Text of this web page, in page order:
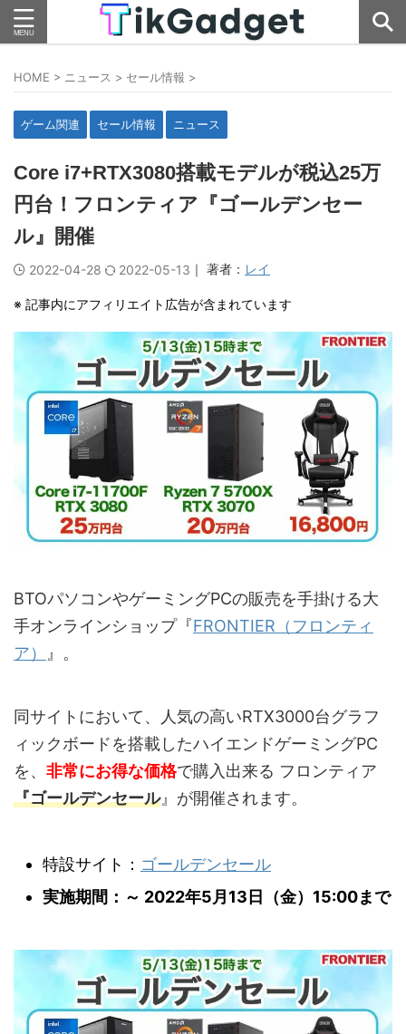
HOME > ニュース > セール情報 >
ゲーム関連 セール情報 ニュース
Core i7+RTX3080搭載モデルが税込25万
円台！フロンティア『ゴールデンセー
ル』開催
2022-04-28 2022-05-13 ｜ 著者： レイ
※ 記事内にアフィリエイト広告が含まれています
BTOパソコンやゲーミングPCの販売を手掛ける大
手オンラインショップ『FRONTIER（フロンティ
ア）
』。
同サイトにおいて、人気の高いRTX3000台グラフ
ィックボードを搭載したハイエンドゲーミングPC
を、 非常にお得な価格で購入出来る フロンティア
『ゴールデンセール』が開催されます。
特設サイト： ゴールデンセール
実施期間：～ 2022年5月13日（金）15:00まで